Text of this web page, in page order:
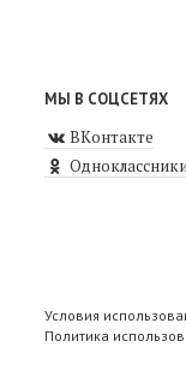
МЫ В СОЦСЕТЯХ
ВКонтакте
Условия
Политика